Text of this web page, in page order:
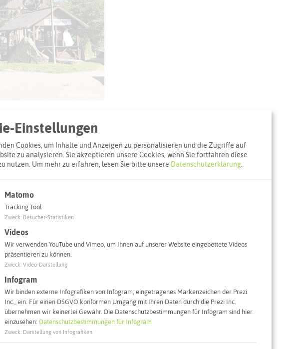
Interaktive Karte
Einstellungen
Cookies, um Inhalte und Anzeigen zu personalisieren und die Zugriffe auf
zu analysieren. Sie akzeptieren unsere Cookies, wenn Sie fortfahren diese
nutzen. Um mehr zu erfahren, lesen Sie bitte unsere Datenschutzerklärung.
Matomo
Tracking Tool
Zweck: Besucher-Statistiken
Videos
Wir verwenden YouTube und Vimeo, um Ihnen auf unserer Website eingebettete Videos
präsentieren zu können.
Zweck: Video-Darstellung
Infogram
Wir binden externe Infografiken von Infogram, eingetragenes Markenzeichen der Prezi
Inc., ein. Für einen DSGVO konformen Umgang mit Ihren Daten durch die Prezi Inc.
übernehmen wir keinerlei Gewähr. Die Datenschutzbestimmungen für Infogram sind hier
einzusehen: Datenschutzbestimmungen für Infogram
Zweck: Darstellung von Infografiken